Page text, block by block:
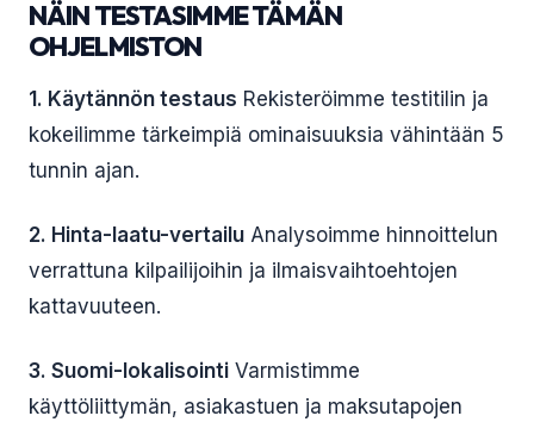
NÄIN TESTASIMME TÄMÄN
OHJELMISTON
1. Käytännön testaus Rekisteröimme testitilin ja
kokeilimme tärkeimpiä ominaisuuksia vähintään 5
tunnin ajan.
2. Hinta-laatu-vertailu Analysoimme hinnoittelun
verrattuna kilpailijoihin ja ilmaisvaihtoehtojen
kattavuuteen.
3. Suomi-lokalisointi Varmistimme
käyttöliittymän, asiakastuen ja maksutapojen